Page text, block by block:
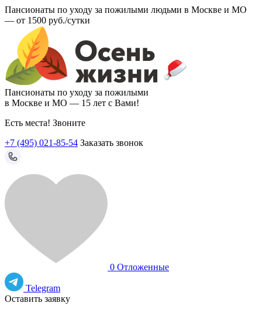
Пансионаты по уходу за пожилыми людьми в Москве и МО
— от 1500 руб./сутки
Пансионаты по уходу за пожилыми
в Москве и МО — 15 лет с Вами!
Есть места! Звоните
+7 (495) 021-85-54 Заказать звонок
0 Отложенные
Telegram
Оставить заявку